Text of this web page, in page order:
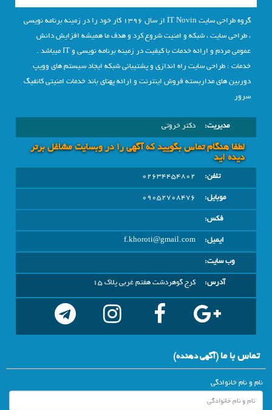
گروه طراحی سایت IT Novin از سال 1396 کار خود را در زمینه برنامه نویسی
، طراحی سایت ، شبکه و امنیت شروع کرد و هدف ما همیشه افزایش دانش
عمومی مردم و ارائه خدمات با کیفیت در زمینه برنامه نویسی و IT میباشد .
خدمات : طراحی سایت راه اندازی و پشتیبانی شبکه ایجاد سیستم های وویپ
دوربین های مداربسته فروش اینترنت و ارائه پهنای باند خدمات امنیتی کانفیگ
سرور
مدیریت: دکتر خروتی
لطفا هنگام تماس بگویید که آگهی را در وبسايت مشاغل برتر
دیده اید
تلفن:
02634454802
موبایل:
09052708476
فکس:
ایمیل:
f.khoroti@gmail.com
وب سایت:
آدرس:
کرج گوهردشت هفتم غربی پلاک 15
تماس با ما(آگهي دهنده)
نام و نام خانوادگی